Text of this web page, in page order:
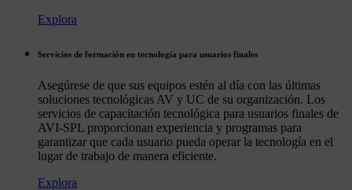
Explora
Servicios de formación en tecnología para usuarios finales
Asegúrese de que sus equipos estén al día con las últimas
soluciones tecnológicas AV y UC de su organización. Los
servicios de capacitación tecnológica para usuarios finales de
AVI-SPL proporcionan experiencia y programas para
garantizar que cada usuario pueda operar la tecnología en el
lugar de trabajo de manera eficiente.
Explora